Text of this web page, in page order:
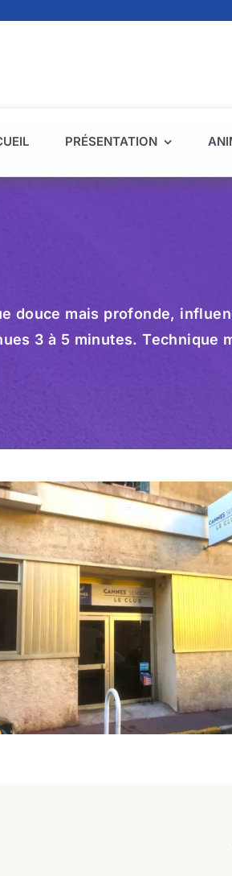
PRÉSENTATION
douce mais profonde,
3 à 5 minutes. Technique